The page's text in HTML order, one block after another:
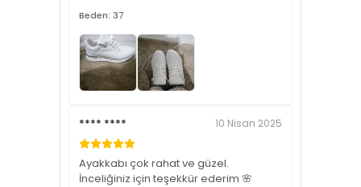
Beden: 37
**** **** 10 Nisan 2025
Ayakkabı çok rahat ve güzel.
İnceliğiniz için teşekkür ederim 🌸